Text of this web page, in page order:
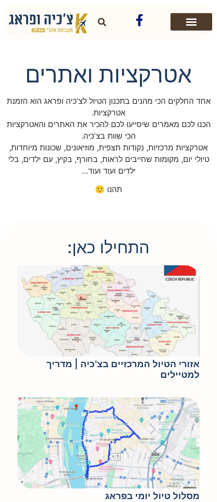
אטרקציות ואתרים
אחד החלקים הכי מהנים בתכנון הטיול לצ'כיה ופראג הוא הזמנת
אטרקציות.
הכנו לכם מאמרים שיסייעו לכם להכיר את האתרים והאטרקציות
הכי שוות בצ'כיה.
אטרקציות מרכזיות, נקודות תצפית, מוזיאונים, שכונות מיוחדות,
טיולי יום, מקומות שחייבים לראות, בחורף, בקיץ, עם ילדים, בלי
ילדים ועוד ועוד…
תהנו 🙂
התחילו כאן:
אזורי הטיול המרכזיים בצ'כיה | מדריך
למטיילים
מסלול טיול יומי בפראג